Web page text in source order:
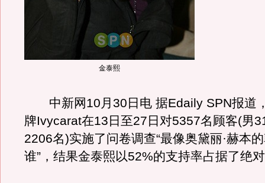
金泰熙
中新网10月30日电 据Edaily SPN报道
牌Ivycarat在13日至27日对5357名顾客(男
2206名)实施了问卷调查“最像奥黛丽·赫本
谁”，结果金泰熙以52%的支持率占据了绝